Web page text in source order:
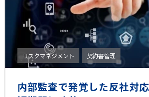
リスクマネジメント 契約書管理
内部監査で発覚した反社対